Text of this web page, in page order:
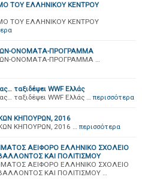
ΤΟΥ ΕΛΛΗΝΙΚΟΥ ΚΕΝΤΡΟΥ
ΤΟΥ ΕΛΛΗΝΙΚΟΥ ΚΕΝΤΡΟΥ
ΟΝΟΜΑΤΑ-ΠΡΟΓΡΑΜΜΑ
ΟΝΟΜΑΤΑ-ΠΡΟΓΡΑΜΜΑ …
ταξιδέψει WWF Ελλάς
ταξιδέψει WWF Ελλάς … περισσότερα
ΚΗΠΟΥΡΩΝ, 2016
ΚΗΠΟΥΡΩΝ, 2016 … περισσότερα
ΑΕΙΦΟΡΟ ΕΛΛΗΝΙΚΟ ΣΧΟΛΕΙΟ
ΚΑΙ ΠΟΛΙΤΙΣΜΟΥ
ΑΕΙΦΟΡΟ ΕΛΛΗΝΙΚΟ ΣΧΟΛΕΙΟ
ΚΑΙ ΠΟΛΙΤΙΣΜΟΥ …